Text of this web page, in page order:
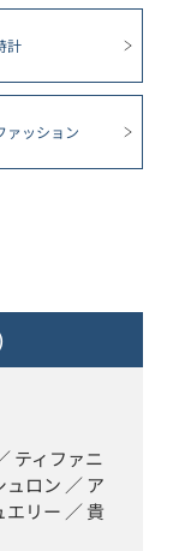
計
ァッション
ティファニ
ュロン ／ ア
エリー ／ 貴